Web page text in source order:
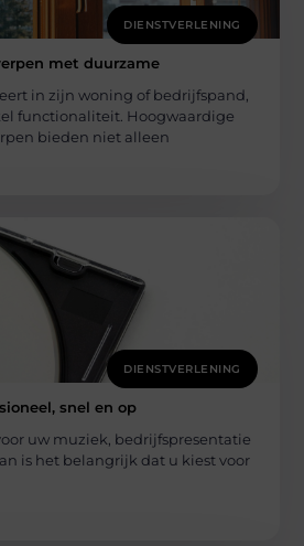
DIENSTVERLENING
met duurzame
in zijn woning of bedrijfspand,
functionaliteit. Hoogwaardige
bieden niet alleen
DIENSTVERLENING
snel en op
uw muziek, bedrijfspresentatie
is het belangrijk dat u kiest voor